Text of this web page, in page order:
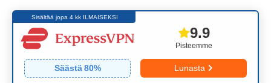
Sisältää jopa 4 kk ILMAISEKSI
Pisteemme
9.9
Säästä 80% Lunasta